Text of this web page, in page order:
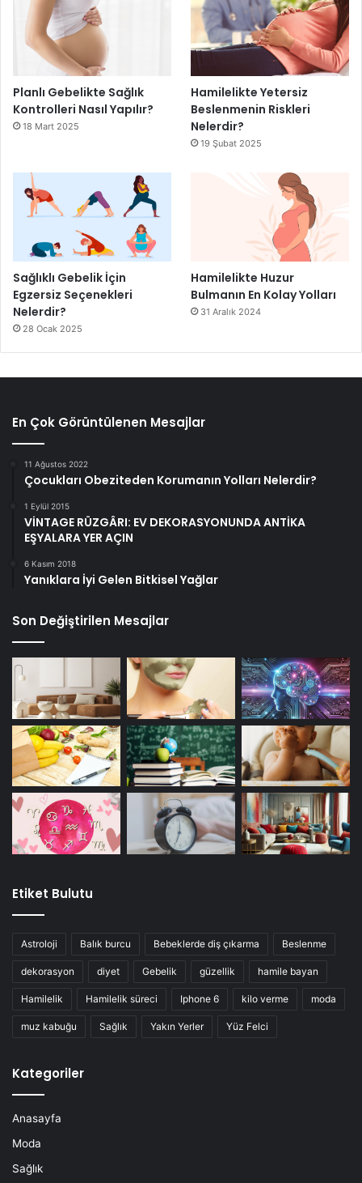
Planlı Gebelikte Sağlık
Kontrolleri Nasıl Yapılır?
18 Mart 2025
Hamilelikte Yetersiz
Beslenmenin Riskleri
Nelerdir?
19 Şubat 2025
Sağlıklı Gebelik İçin
Egzersiz Seçenekleri
Nelerdir?
28 Ocak 2025
Hamilelikte Huzur
Bulmanın En Kolay Yolları
31 Aralık 2024
En Çok Görüntülenen Mesajlar
11 Ağustos 2022
Çocukları Obeziteden Korumanın Yolları Nelerdir?
1 Eylül 2015
VİNTAGE RÜZGÂRI: EV DEKORASYONUNDA ANTİKA
EŞYALARA YER AÇIN
6 Kasım 2018
Yanıklara İyi Gelen Bitkisel Yağlar
Son Değiştirilen Mesajlar
Etiket Bulutu
Astroloji Balık burcu Bebeklerde diş çıkarma Beslenme
dekorasyon diyet Gebelik güzellik hamile bayan
Hamilelik Hamilelik süreci Iphone 6 kilo verme moda
muz kabuğu Sağlık Yakın Yerler Yüz Felci
Kategoriler
Anasayfa
Moda
Sağlık